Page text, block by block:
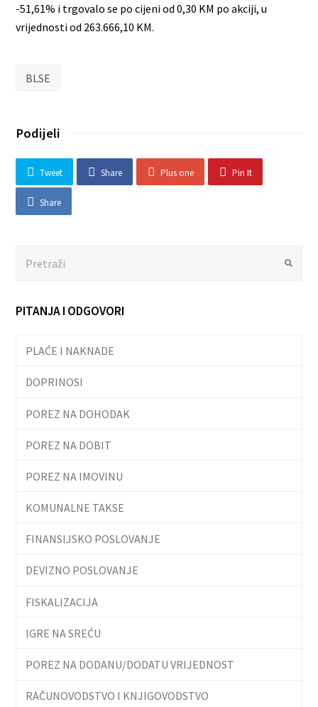
-51,61% i trgovalo se po cijeni od 0,30 KM po akciji, u
vrijednosti od 263.666,10 KM.
BLSE
Podijeli
Tweet Share Plus one Pin It
Share
Submit
PITANJA I ODGOVORI
PLAĆE I NAKNADE
DOPRINOSI
POREZ NA DOHODAK
POREZ NA DOBIT
POREZ NA IMOVINU
KOMUNALNE TAKSE
FINANSIJSKO POSLOVANJE
DEVIZNO POSLOVANJE
FISKALIZACIJA
IGRE NA SREĆU
POREZ NA DODANU/DODATU VRIJEDNOST
RAČUNOVODSTVO I KNJIGOVODSTVO